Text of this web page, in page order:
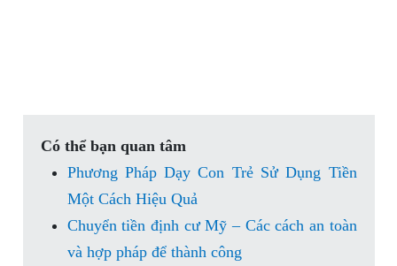
Có thể bạn quan tâm
Phương Pháp Dạy Con Trẻ Sử Dụng Tiền
Một Cách Hiệu Quả
Chuyển tiền định cư Mỹ – Các cách an toàn
và hợp pháp để thành công